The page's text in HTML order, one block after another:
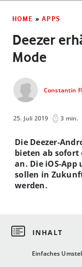
HOME » APPS
Deezer
Mode
Constantin
25. Juli 2019 3 min.
Einfaches
Die Deezer-
bieten ab sofort
an. Die iOS-
sollen in
werden.